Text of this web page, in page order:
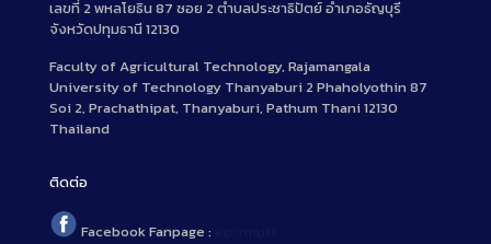
เลขที่ 2 พหลโยธิน 87 ซอย 2 ตำบลประชาธิปัตย์ อำเภอธัญบุรี
จังหวัดปทุมธานี 12130
Faculty of Agricultural Technology, Rajamangala
University of Technology Thanyaburi 2 Phaholyothin 87
Soi 2, Prachathipat, Thanyaburi, Pathum Thani 12130
Thailand
ติดต่อ
Facebook Fanpage :